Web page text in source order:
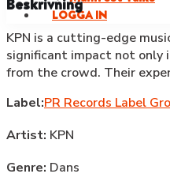
LOGGA IN
KPN is a cutting-edge
significant impact not only
from the crowd. Their
Label:PR Records Label
Artist: KPN
Genre: Dans